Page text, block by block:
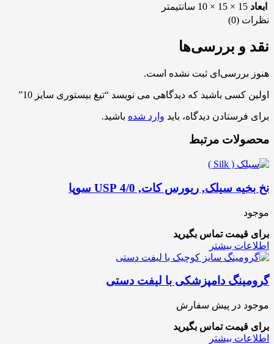
ابعاد 15 × 15 × 10 سانتیمتر
نظرات (0)
نقد و بررسی‌ها
هنوز بررسی‌ای ثبت نشده است.
اولین کسی باشید که دیدگاهی می نویسد “تیغ بیستوری سایز 10”
برای فرستادن دیدگاه، باید وارد شده باشید.
محصولات مرتبط
نخ بخیه سیلک, ریورس کات, 4/0 USP سوپا
موجود
برای قیمت تماس بگیرید
اطلاعات بیشتر
گرومینگ دامپزشکی با لیفت دستی
موجود در پیش سفارش
برای قیمت تماس بگیرید
اطلاعات بیشتر